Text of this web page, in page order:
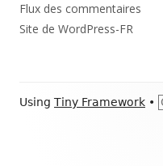
Flux des commentaires
Site de WordPress-FR
Footer
Using Tiny Framework •